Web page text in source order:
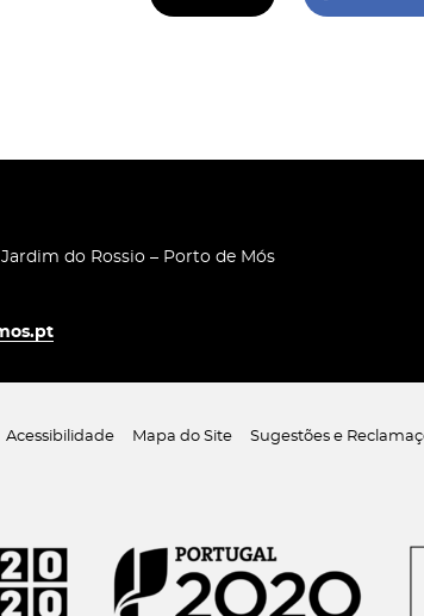
do Rossio – Porto de Mós
Acessibilidade Mapa do Site Sugestões e